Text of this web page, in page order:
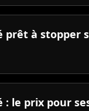
prêt à stopper
: le prix pour